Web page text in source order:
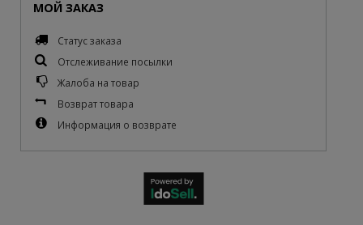
МОЙ ЗАКАЗ
Статус заказа
Отслеживание посылки
Жалоба на товар
Возврат товара
Информация о возврате